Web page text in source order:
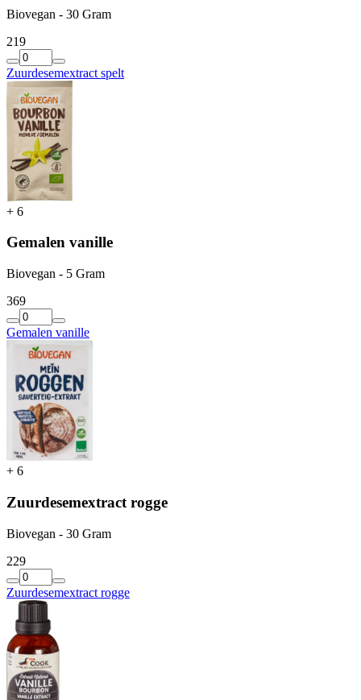
Biovegan - 30 Gram
219
Zuurdesemextract spelt
+ 6
Gemalen vanille
Biovegan - 5 Gram
369
Gemalen vanille
+ 6
Zuurdesemextract rogge
Biovegan - 30 Gram
229
Zuurdesemextract rogge